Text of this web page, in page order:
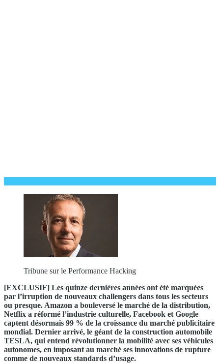
Tribune sur le Performance Hacking
[EXCLUSIF] Les quinze dernières années ont été marquées
par l’irruption de nouveaux challengers dans tous les secteurs
ou presque. Amazon a bouleversé le marché de la distribution,
Netflix a réformé l’industrie culturelle, Facebook et Google
captent désormais 99 % de la croissance du marché publicitaire
mondial. Dernier arrivé, le géant de la construction automobile
TESLA, qui entend révolutionner la mobilité avec ses véhicules
autonomes, en imposant au marché ses innovations de rupture
comme de nouveaux standards d’usage.